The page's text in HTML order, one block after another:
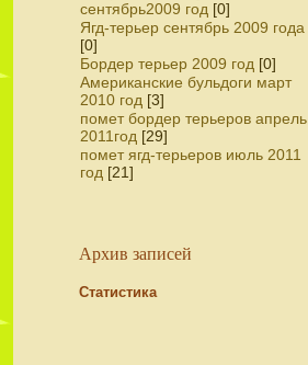
сентябрь2009 год [0]
Ягд-терьер сентябрь 2009 года
[0]
Бордер терьер 2009 год [0]
Американские бульдоги март
2010 год [3]
помет бордер терьеров апрель
2011год [29]
помет ягд-терьеров июль 2011
год [21]
Архив записей
Статистика